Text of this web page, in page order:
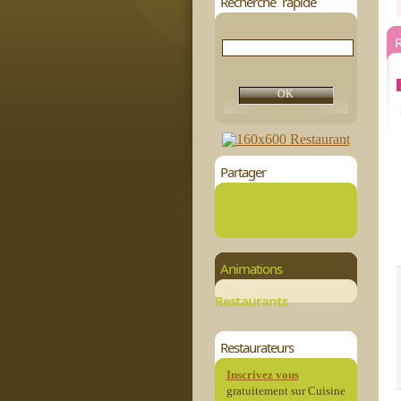
Partager
Animations
Restaurants
Restaurateurs
Inscrivez vous
gratuitement sur Cuisine